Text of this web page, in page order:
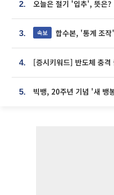
2. 오늘은 절기 '입추', 뜻은?
3. 속보 합수본, '통계 조작' 서울·경
4.
5.